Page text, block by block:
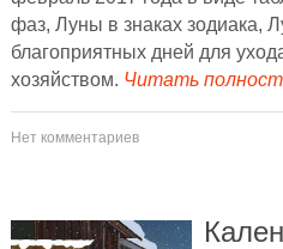
фаз, Луны в знаках зодиака,
благоприятных дней для
хозяйством. Читать
Нет комментариев